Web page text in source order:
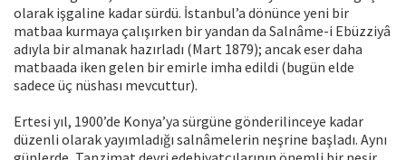
olarak işgaline kadar sürdü. İstanbul’a dönünce yeni bir
matbaa kurmaya çalışırken bir yandan da Salnâme-i Ebüzziyâ
adıyla bir almanak hazırladı (Mart 1879); ancak eser daha
matbaada iken gelen bir emirle imha edildi (bugün elde
sadece üç nüshası mevcuttur).
Ertesi yıl, 1900’de Konya’ya sürgüne gönderilinceye kadar
düzenli olarak yayımladığı salnâmelerin neşrine başladı. Aynı